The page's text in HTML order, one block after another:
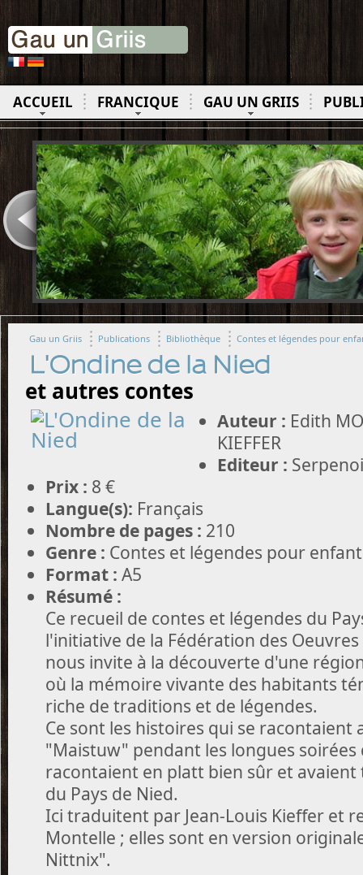
ACCUEIL FRANCIQUE GAU UN GRIIS
Gau un Griis Publications Bibliothèque Contes et légendes pour
L'Ondine de la Nied
et autres contes
Auteur : Edith
KIEFFER
Editeur :
Prix : 8 €
Langue(s): Français
Nombre de pages : 210
Genre : Contes et légendes pour
Format : A5
Résumé :
Ce recueil de contes et légendes du
l'initiative de la Fédération des
nous invite à la découverte d'une
où la mémoire vivante des habitants
riche de traditions et de légendes.
Ce sont les histoires qui se racontaient
"Maistuw" pendant les longues soirées
racontaient en platt bien sûr et
du Pays de Nied.
Ici traduitent par Jean-Louis Kieffer et
Montelle ; elles sont en version
Nittnix".